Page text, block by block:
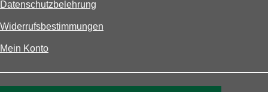
Datenschutzbelehrung
Widerrufsbestimmungen
Mein Konto